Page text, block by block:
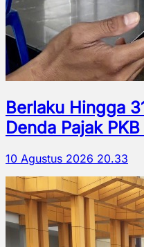
Berlaku Hingga
Denda Pajak
10 Agustus 2026 20.33